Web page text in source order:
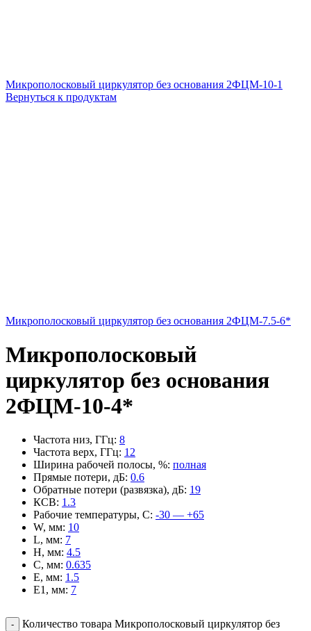
Микрополосковый циркулятор без основания 2ФЦМ-10-1
Вернуться к продуктам
Микрополосковый циркулятор без основания 2ФЦМ-7.5-6*
Микрополосковый
циркулятор без основания
2ФЦМ-10-4*
Частота низ, ГГц: 8
Частота верх, ГГц: 12
Ширина рабочей полосы, %: полная
Прямые потери, дБ: 0.6
Обратные потери (развязка), дБ: 19
КСВ: 1.3
Рабочие температуры, С: -30 — +65
W, мм: 10
L, мм: 7
H, мм: 4.5
C, мм: 0.635
E, мм: 1.5
E1, мм: 7
Количество товара Микрополосковый циркулятор без